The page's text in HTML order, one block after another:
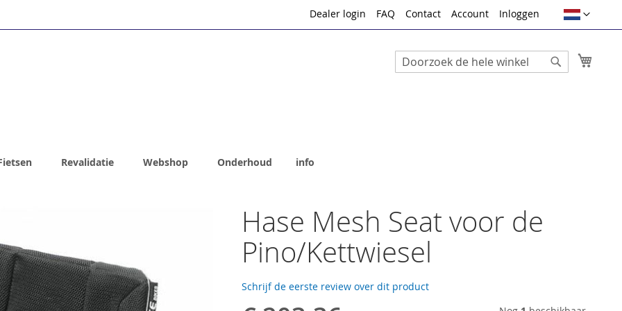
Taal
Dealer login FAQ Contact Account Inloggen
Search
Revalidatie Webshop Onderhoud info
Hase Mesh Seat voor de
Pino/Kettwiesel
Schrijf de eerste review over dit product